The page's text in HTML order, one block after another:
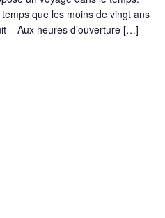
que les moins de vingt ans
– Aux heures d’ouverture […]